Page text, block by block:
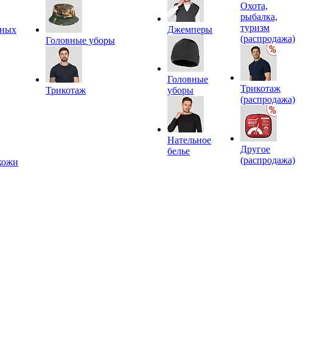
Головные уборы
Трикотаж
Джемперы
Головные
уборы
Нательное
белье
Охота,
рыбалка,
туризм
(распродажа)
Трикотаж
(распродажа)
Другое
(распродажа)